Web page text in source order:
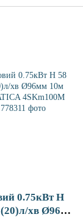
0.75кВт H
хв Ø96мм